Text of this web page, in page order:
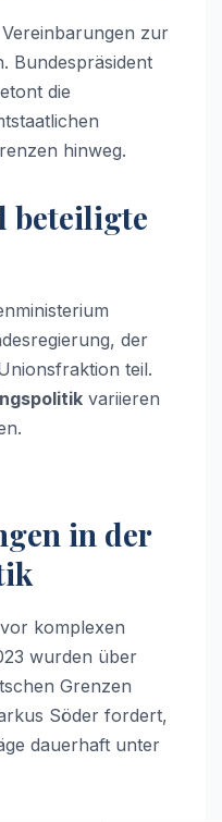
zur
Bundespräsident
die
hinweg.
beteiligte
der
teil.
variieren
in der
komplexen
wurden über
Grenzen
Söder fordert,
dauerhaft unter